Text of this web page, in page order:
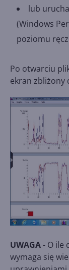
lub
(Windows
poziomu
Po otwarciu
ekran zbliżony
UWAGA- O ile
wymaga się